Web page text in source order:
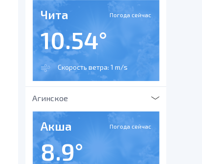
Чита Погода сейчас
10.54°
Скорость ветра: 1 m/s
Агинское
Акша Погода сейчас
8.9°